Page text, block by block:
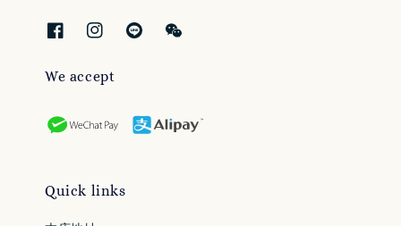
We accept
Quick links